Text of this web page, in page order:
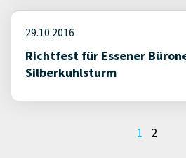
29.10.2016
Richtfest für Essener
Silberkuhlsturm
Seitennummerierung
1 2